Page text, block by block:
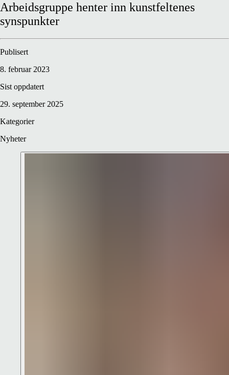
Arbeidsgruppe henter inn kunstfeltenes
synspunkter
Publisert
8. februar 2023
Sist oppdatert
29. september 2025
Kategorier
Nyheter